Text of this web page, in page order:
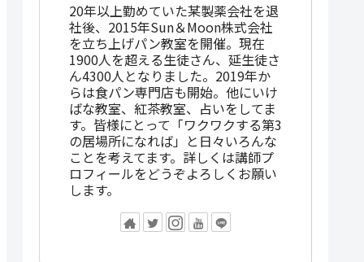
20年以上勤めていた某製薬会社を退
社後、2015年Sun＆Moon株式会社
を立ち上げパン教室を開催。現在
1900人を超える生徒さん、延生徒さ
ん4300人となりました。2019年か
らは食パン専門店も開始。他にいけ
ばな教室、紅茶教室、占いをしてま
す。皆様にとって「ワクワクする第3
の居場所になれば」と日々いろんな
ことを考えてます。詳しくは講師プ
ロフィールをどうぞよろしくお願い
します。